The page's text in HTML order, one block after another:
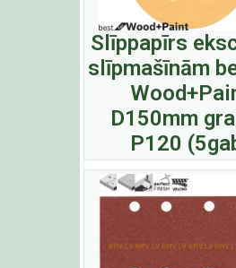
Slīppapīrs
slīpmašīnām
D150mm
P120